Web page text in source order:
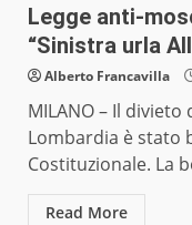
Legge anti-
“Sinistra urla
Alberto Francavilla
MILANO – Il
Lombardia è stato
Costituzionale. La
Read More